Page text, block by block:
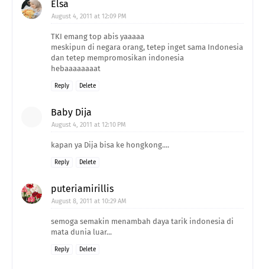
Elsa
August 4, 2011 at 12:09 PM
TKI emang top abis yaaaaa
meskipun di negara orang, tetep inget sama Indonesia
dan tetep mempromosikan indonesia
hebaaaaaaaat
Reply Delete
Baby Dija
August 4, 2011 at 12:10 PM
kapan ya Dija bisa ke hongkong....
Reply Delete
puteriamirillis
August 8, 2011 at 10:29 AM
semoga semakin menambah daya tarik indonesia di
mata dunia luar...
Reply Delete